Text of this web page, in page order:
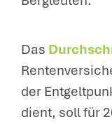
Das
der
dient, soll für